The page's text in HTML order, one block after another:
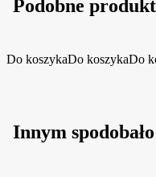
Podobne
Do koszykaDo koszykaDo
Innym